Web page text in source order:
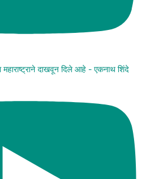
दाखवून दिले आहे - एकनाथ शिंदे